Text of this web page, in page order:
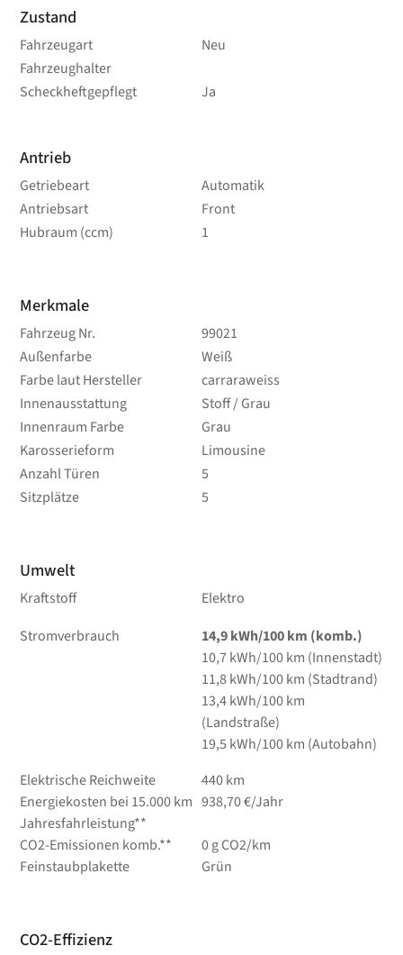
Zustand
Fahrzeugart
Neu
Fahrzeughalter
Scheckheftgepflegt
Ja
Antrieb
Getriebeart
Automatik
Antriebsart
Front
Hubraum (ccm)
1
Merkmale
Fahrzeug Nr.
99021
Außenfarbe
Weiß
Farbe laut Hersteller
carraraweiss
Innenausstattung
Stoff / Grau
Innenraum Farbe
Grau
Karosserieform
Limousine
Anzahl Türen
5
Sitzplätze
5
Umwelt
Kraftstoff
Elektro
Stromverbrauch
14,9 kWh/100 km (komb.)
10,7 kWh/100 km (Innenstadt)
11,8 kWh/100 km (Stadtrand)
13,4 kWh/100 km
(Landstraße)
19,5 kWh/100 km (Autobahn)
Elektrische Reichweite
440 km
Energiekosten bei 15.000 km
Jahresfahrleistung**
938,70 €/Jahr
CO2-Emissionen komb.**
0 g CO2/km
Feinstaubplakette
Grün
CO2-Effizienz